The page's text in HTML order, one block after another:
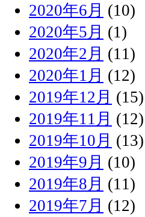
2020年6月 (10)
2020年5月 (1)
2020年2月 (11)
2020年1月 (12)
2019年12月 (15)
2019年11月 (12)
2019年10月 (13)
2019年9月 (10)
2019年8月 (11)
2019年7月 (12)